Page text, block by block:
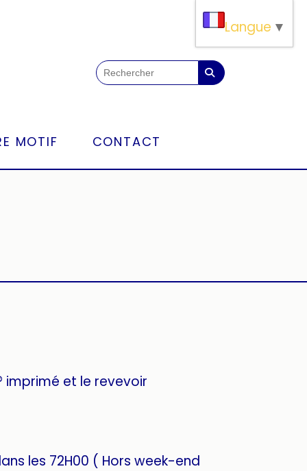
MOTIF CONTACT
imprimé et le revevoir
les 72H00 ( Hors week-end
Langue ▼